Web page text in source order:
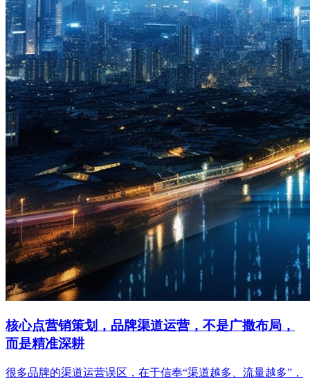
核心点营销策划，品牌渠道运营，不是广撒布局，
而是精准深耕
很多品牌的渠道运营误区，在于信奉“渠道越多、流量越多”，